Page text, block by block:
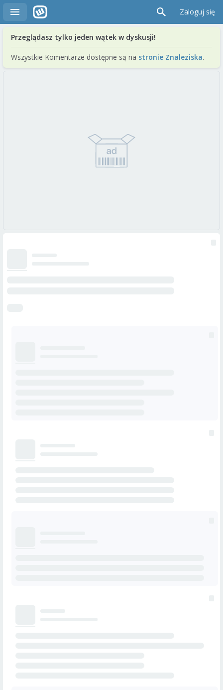
Zaloguj się
Przeglądasz tylko jeden wątek w dyskusji!
Wszystkie Komentarze dostępne są na stronie Znaleziska.